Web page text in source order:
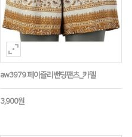
aw3979 페이즐리밴딩팬츠_카멜
3,900원